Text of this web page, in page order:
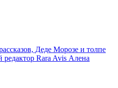
Деде Морозе и толпе
редактор Rara Avis Алена